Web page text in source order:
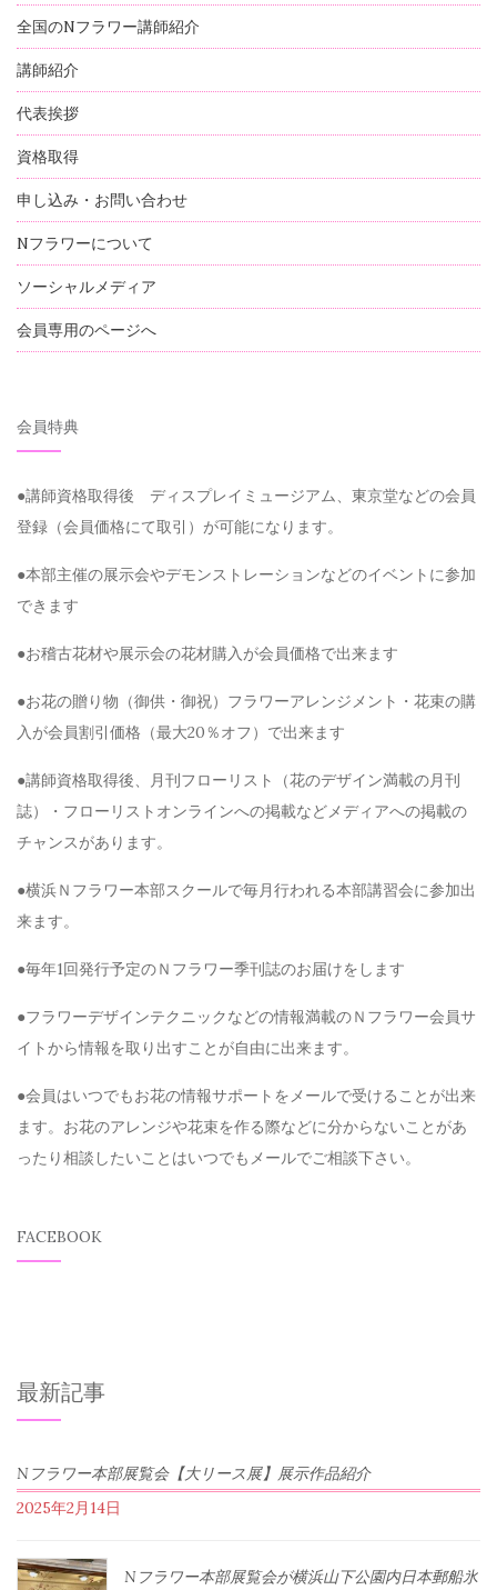
全国のNフラワー講師紹介
講師紹介
代表挨拶
資格取得
申し込み・お問い合わせ
Nフラワーについて
ソーシャルメディア
会員専用のページへ
会員特典
●講師資格取得後 ディスプレイミュージアム、東京堂などの会員
登録（会員価格にて取引）が可能になります。
●本部主催の展示会やデモンストレーションなどのイベントに参加
できます
●お稽古花材や展示会の花材購入が会員価格で出来ます
●お花の贈り物（御供・御祝）フラワーアレンジメント・花束の購
入が会員割引価格（最大20％オフ）で出来ます
●講師資格取得後、月刊フローリスト（花のデザイン満載の月刊
誌）・フローリストオンラインへの掲載などメディアへの掲載の
チャンスがあります。
●横浜Ｎフラワー本部スクールで毎月行われる本部講習会に参加出
来ます。
●毎年1回発行予定のＮフラワー季刊誌のお届けをします
●フラワーデザインテクニックなどの情報満載のＮフラワー会員サ
イトから情報を取り出すことが自由に出来ます。
●会員はいつでもお花の情報サポートをメールで受けることが出来
ます。お花のアレンジや花束を作る際などに分からないことがあ
ったり相談したいことはいつでもメールでご相談下さい。
FACEBOOK
最新記事
Nフラワー本部展覧会【大リース展】展示作品紹介
2025年2月14日
Nフラワー本部展覧会が横浜山下公園内日本郵船氷